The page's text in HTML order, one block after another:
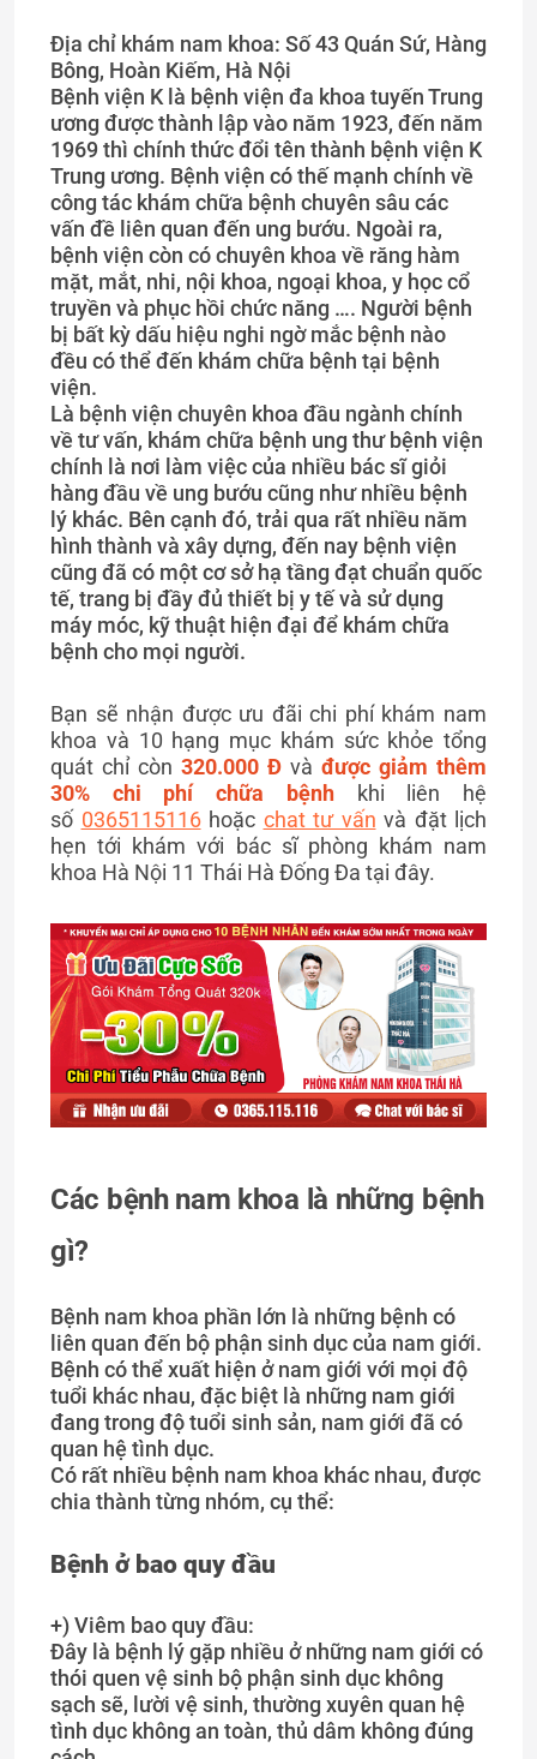
Địa chỉ khám nam khoa: Số 43 Quán Sứ, Hàng
Bông, Hoàn Kiếm, Hà Nội
Bệnh viện K là bệnh viện đa khoa tuyến Trung
ương được thành lập vào năm 1923, đến năm
1969 thì chính thức đổi tên thành bệnh viện K
Trung ương. Bệnh viện có thế mạnh chính về
công tác khám chữa bệnh chuyên sâu các
vấn đề liên quan đến ung bướu. Ngoài ra,
bệnh viện còn có chuyên khoa về răng hàm
mặt, mắt, nhi, nội khoa, ngoại khoa, y học cổ
truyền và phục hồi chức năng …. Người bệnh
bị bất kỳ dấu hiệu nghi ngờ mắc bệnh nào
đều có thể đến khám chữa bệnh tại bệnh
viện.
Là bệnh viện chuyên khoa đầu ngành chính
về tư vấn, khám chữa bệnh ung thư bệnh viện
chính là nơi làm việc của nhiều bác sĩ giỏi
hàng đầu về ung bướu cũng như nhiều bệnh
lý khác. Bên cạnh đó, trải qua rất nhiều năm
hình thành và xây dựng, đến nay bệnh viện
cũng đã có một cơ sở hạ tầng đạt chuẩn quốc
tế, trang bị đầy đủ thiết bị y tế và sử dụng
máy móc, kỹ thuật hiện đại để khám chữa
bệnh cho mọi người.
Bạn sẽ nhận được ưu đãi chi phí khám nam
khoa và 10 hạng mục khám sức khỏe tổng
quát chỉ còn 320.000 Đ và được giảm thêm
30% chi phí chữa bệnh
khi liên hệ
số 0365115116 hoặc chat tư vấn và đặt lịch
hẹn tới khám với bác sĩ phòng khám nam
khoa Hà Nội 11 Thái Hà Đống Đa tại đây.
Các bệnh nam khoa là những bệnh
gì?
Bệnh nam khoa phần lớn là những bệnh có
liên quan đến bộ phận sinh dục của nam giới.
Bệnh có thể xuất hiện ở nam giới với mọi độ
tuổi khác nhau, đặc biệt là những nam giới
đang trong độ tuổi sinh sản, nam giới đã có
quan hệ tình dục.
Có rất nhiều bệnh nam khoa khác nhau, được
chia thành từng nhóm, cụ thể:
Bệnh ở bao quy đầu
+) Viêm bao quy đầu:
Đây là bệnh lý gặp nhiều ở những nam giới có
thói quen vệ sinh bộ phận sinh dục không
sạch sẽ, lười vệ sinh, thường xuyên quan hệ
tình dục không an toàn, thủ dâm không đúng